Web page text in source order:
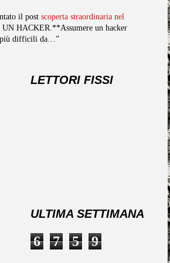
il post scoperta straordinaria nel
HACKER.**Assumere un hacker
più difficili da…”
LETTORI FISSI
ULTIMA SETTIMANA
6 7 5 9